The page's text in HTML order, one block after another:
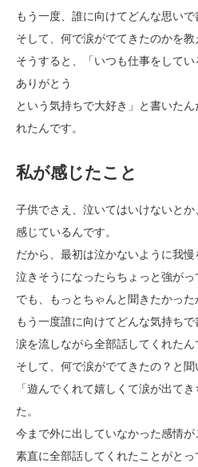
もう一度、誰に向けてどんな思いで
そして、何で涙がでてきたのかを教
そうすると、「いつも仕事をして
ありがとう
という気持ちで大好き」と書いた
れたんです。
私が感じたこと
子供でさえ、泣いてはいけないと
感じているんです。
だから、最初は泣かないように我慢
泣きそうになったらちょっと強がっ
でも、もっとちゃんと聞きたかった
もう一度誰に向けてどんな気持ち
涙を流しながら全部話してくれたん
そして、何で涙がでてきたの？と聞
「遊んでくれて嬉しくて涙が出て
た。
今まで外に出していなかった感情が
素直に全部話してくれたことがとっ